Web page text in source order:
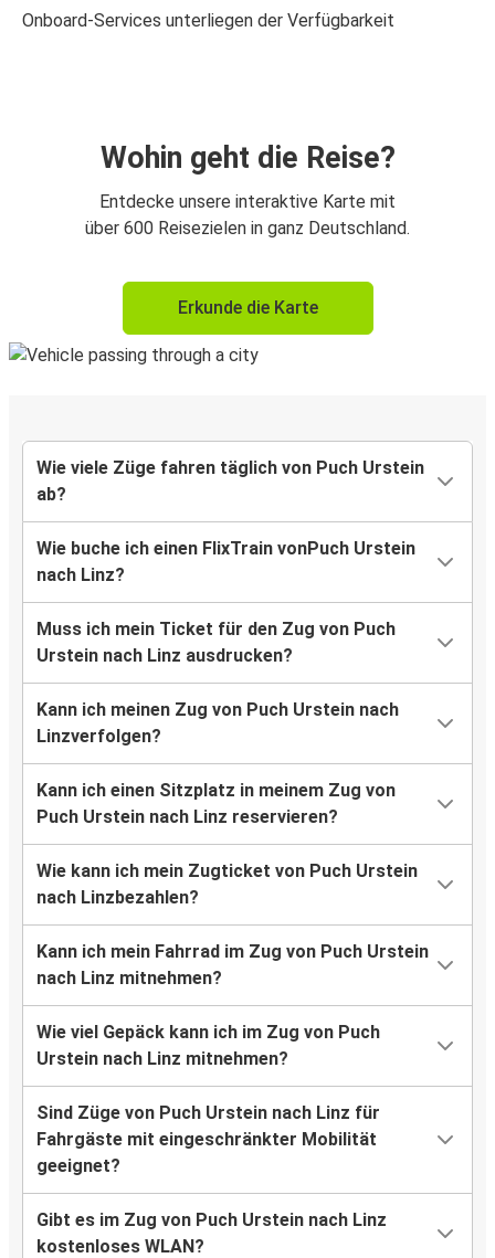
Onboard-Services unterliegen der Verfügbarkeit
Wohin geht die Reise?
Entdecke unsere interaktive Karte mit
über 600 Reisezielen in ganz Deutschland.
Erkunde die Karte
Wie viele Züge fahren täglich von Puch Urstein
ab?
Wie buche ich einen FlixTrain vonPuch Urstein
nach Linz?
Muss ich mein Ticket für den Zug von Puch
Urstein nach Linz ausdrucken?
Kann ich meinen Zug von Puch Urstein nach
Linzverfolgen?
Kann ich einen Sitzplatz in meinem Zug von
Puch Urstein nach Linz reservieren?
Wie kann ich mein Zugticket von Puch Urstein
nach Linzbezahlen?
Kann ich mein Fahrrad im Zug von Puch Urstein
nach Linz mitnehmen?
Wie viel Gepäck kann ich im Zug von Puch
Urstein nach Linz mitnehmen?
Sind Züge von Puch Urstein nach Linz für
Fahrgäste mit eingeschränkter Mobilität
geeignet?
Gibt es im Zug von Puch Urstein nach Linz
kostenloses WLAN?